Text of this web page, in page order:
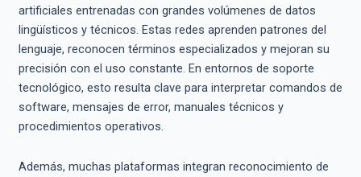
artificiales entrenadas con grandes volúmenes de datos
lingüísticos y técnicos. Estas redes aprenden patrones del
lenguaje, reconocen términos especializados y mejoran su
precisión con el uso constante. En entornos de soporte
tecnológico, esto resulta clave para interpretar comandos de
software, mensajes de error, manuales técnicos y
procedimientos operativos.
Además, muchas plataformas integran reconocimiento de